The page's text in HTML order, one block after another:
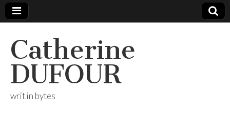
Catherine
DUFOUR
writ in bytes